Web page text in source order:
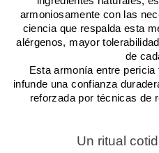
armoniosamente con las
ciencia que respalda esta
alérgenos, mayor
de
Esta armonía entre
infunde una confianza
reforzada por técnicas de
Un ritual